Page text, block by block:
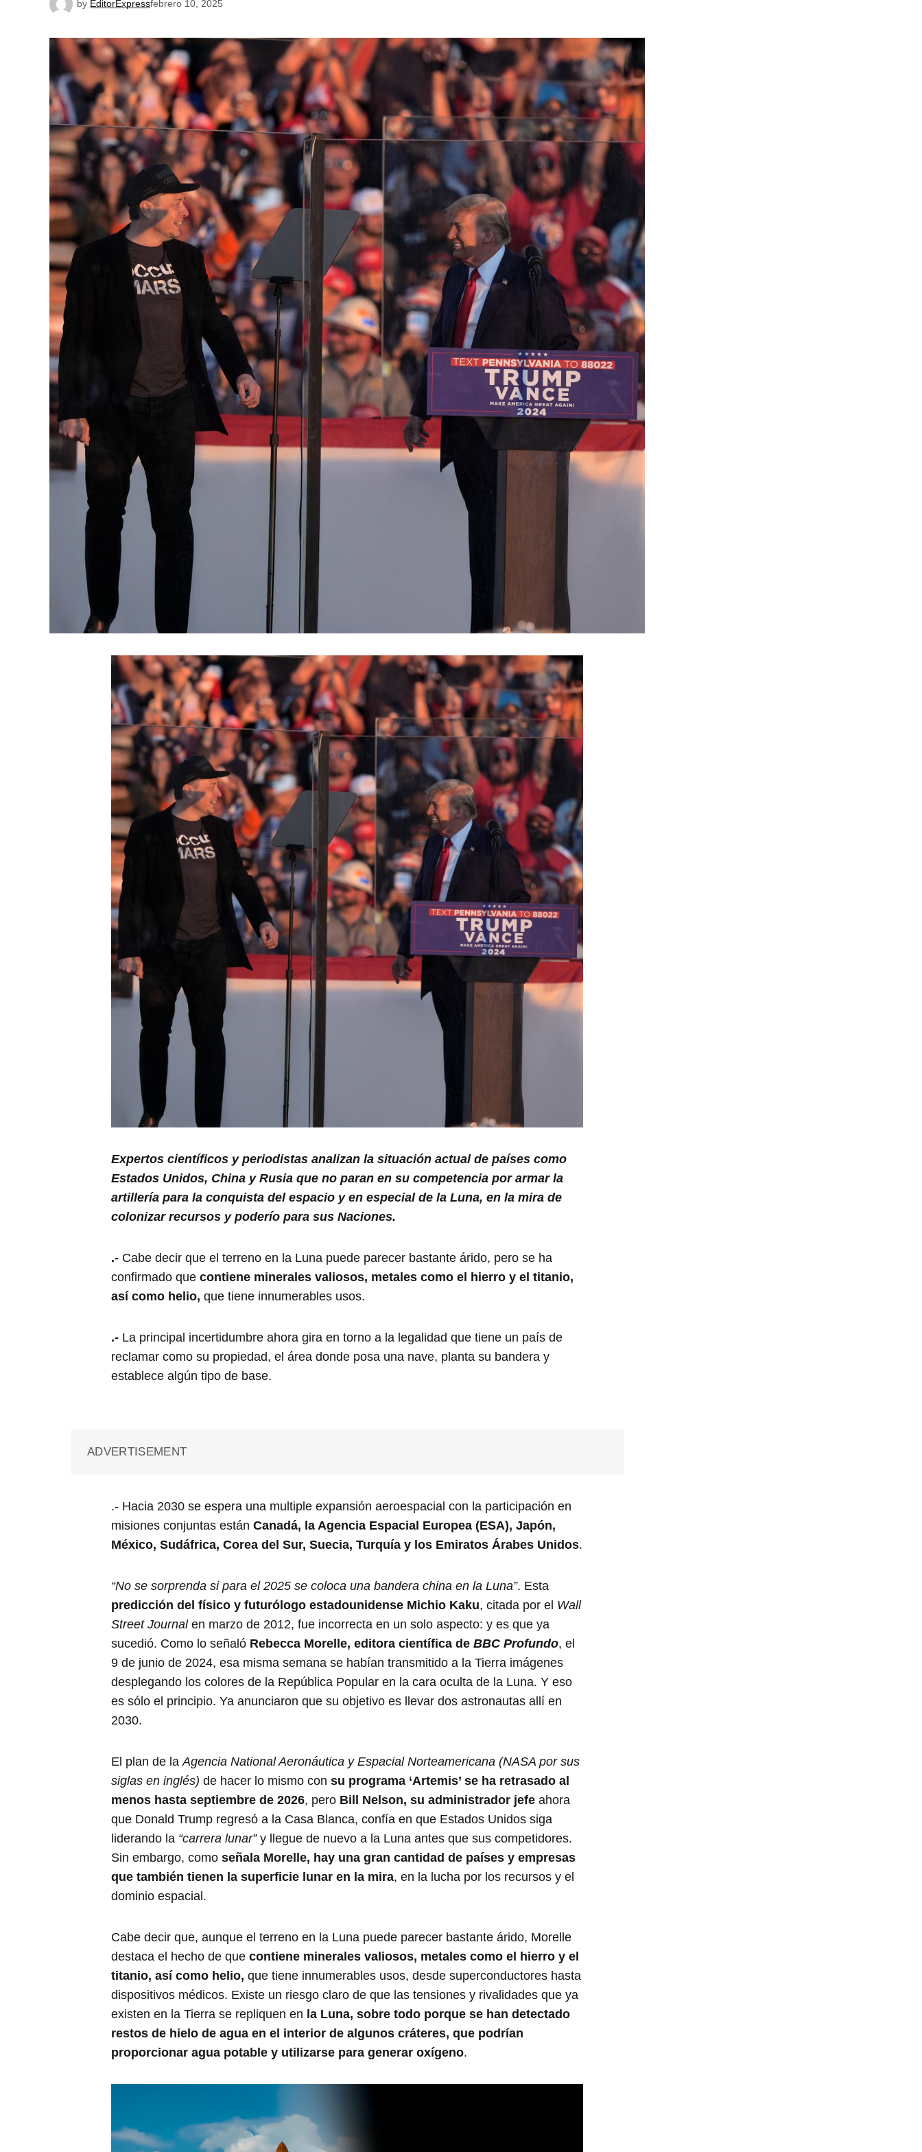
by EditorExpressfebrero 10, 2025
Expertos científicos y periodistas analizan la situación actual de países como
Estados Unidos, China y Rusia que no paran en su competencia por armar la
artillería para la conquista del espacio y en especial de la Luna, en la mira de
colonizar recursos y poderío para sus Naciones.
.- Cabe decir que el terreno en la Luna puede parecer bastante árido, pero se ha
confirmado que contiene minerales valiosos, metales como el hierro y el titanio,
así como helio, que tiene innumerables usos.
.- La principal incertidumbre ahora gira en torno a la legalidad que tiene un país de
reclamar como su propiedad, el área donde posa una nave, planta su bandera y
establece algún tipo de base.
ADVERTISEMENT
.- Hacia 2030 se espera una multiple expansión aeroespacial con la participación en
misiones conjuntas están Canadá, la Agencia Espacial Europea (ESA), Japón,
México, Sudáfrica, Corea del Sur, Suecia, Turquía y los Emiratos Árabes Unidos.
“No se sorprenda si para el 2025 se coloca una bandera china en la Luna”. Esta
predicción del físico y futurólogo estadounidense Michio Kaku, citada por el Wall
Street Journal en marzo de 2012, fue incorrecta en un solo aspecto: y es que ya
sucedió. Como lo señaló Rebecca Morelle, editora científica de BBC Profundo, el
9 de junio de 2024, esa misma semana se habían transmitido a la Tierra imágenes
desplegando los colores de la República Popular en la cara oculta de la Luna. Y eso
es sólo el principio. Ya anunciaron que su objetivo es llevar dos astronautas allí en
2030.
El plan de laAgencia National Aeronáutica y Espacial Norteamericana (NASA por sus
siglas en inglés) de hacer lo mismo con su programa ‘Artemis’ se ha retrasado al
menos hasta septiembre de 2026, pero Bill Nelson, su administrador jefe ahora
que Donald Trump regresó a la Casa Blanca, confía en que Estados Unidos siga
liderando la “carrera lunar”y llegue de nuevo a la Luna antes que sus competidores.
Sin embargo, como señala Morelle, hay una gran cantidad de países y empresas
que también tienen la superficie lunar en la mira, en la lucha por los recursos y el
dominio espacial.
Cabe decir que, aunque el terreno en la Luna puede parecer bastante árido, Morelle
destaca el hecho de que contiene minerales valiosos, metales como el hierro y el
titanio, así como helio, que tiene innumerables usos, desde superconductores hasta
dispositivos médicos. Existe un riesgo claro de que las tensiones y rivalidades que ya
existen en la Tierra se repliquen en la Luna, sobre todo porque se han detectado
restos de hielo de agua en el interior de algunos cráteres, que podrían
proporcionar agua potable y utilizarse para generar oxígeno.